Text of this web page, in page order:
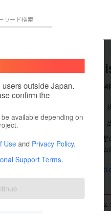
プロジェクト 注目の
アート・写真
テクノロジー・ガジェット
映像・映画
ビジネス・起業
まちづくり・地域活性化
outside Japan.
confirm the
available depending on
Use and Privacy Policy.
Support Terms.
これまでに4
出身国：日本
岡山県北木島
勇和水産は岡
kitaki-
プロジ